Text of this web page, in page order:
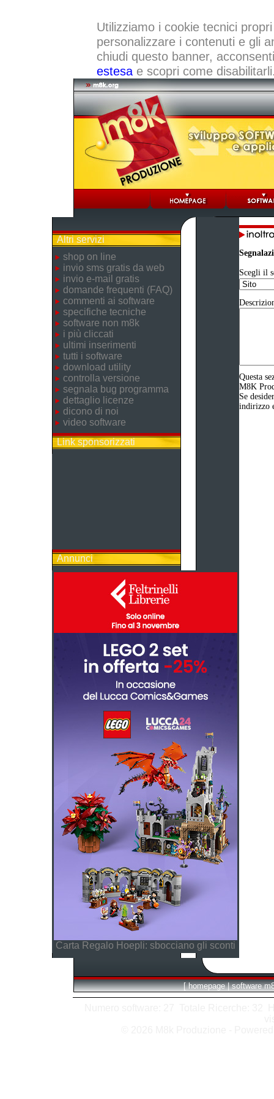
Utilizziamo i cookie tecnici
personalizzare i contenuti e gli
chiudi questo banner,
estesae scopri come
Altri servizi
shop on line
invio sms gratis da web
invio e-mail gratis
domande frequenti (FAQ)
commenti ai software
specifiche tecniche
software non m8k
i più cliccati
ultimi inserimenti
tutti i software
download utility
controlla versione
segnala bug programma
dettaglio licenze
dicono di noi
video software
Link sponsorizzati
Annunci
Carta Regalo Hoepli: sbocciano gli sconti
Scegli il
Questa
M8K
Se
indirizzo
[ homepage | software